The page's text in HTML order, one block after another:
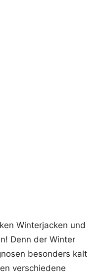
Winterjacken und
Denn der Winter
besonders kalt
verschiedene